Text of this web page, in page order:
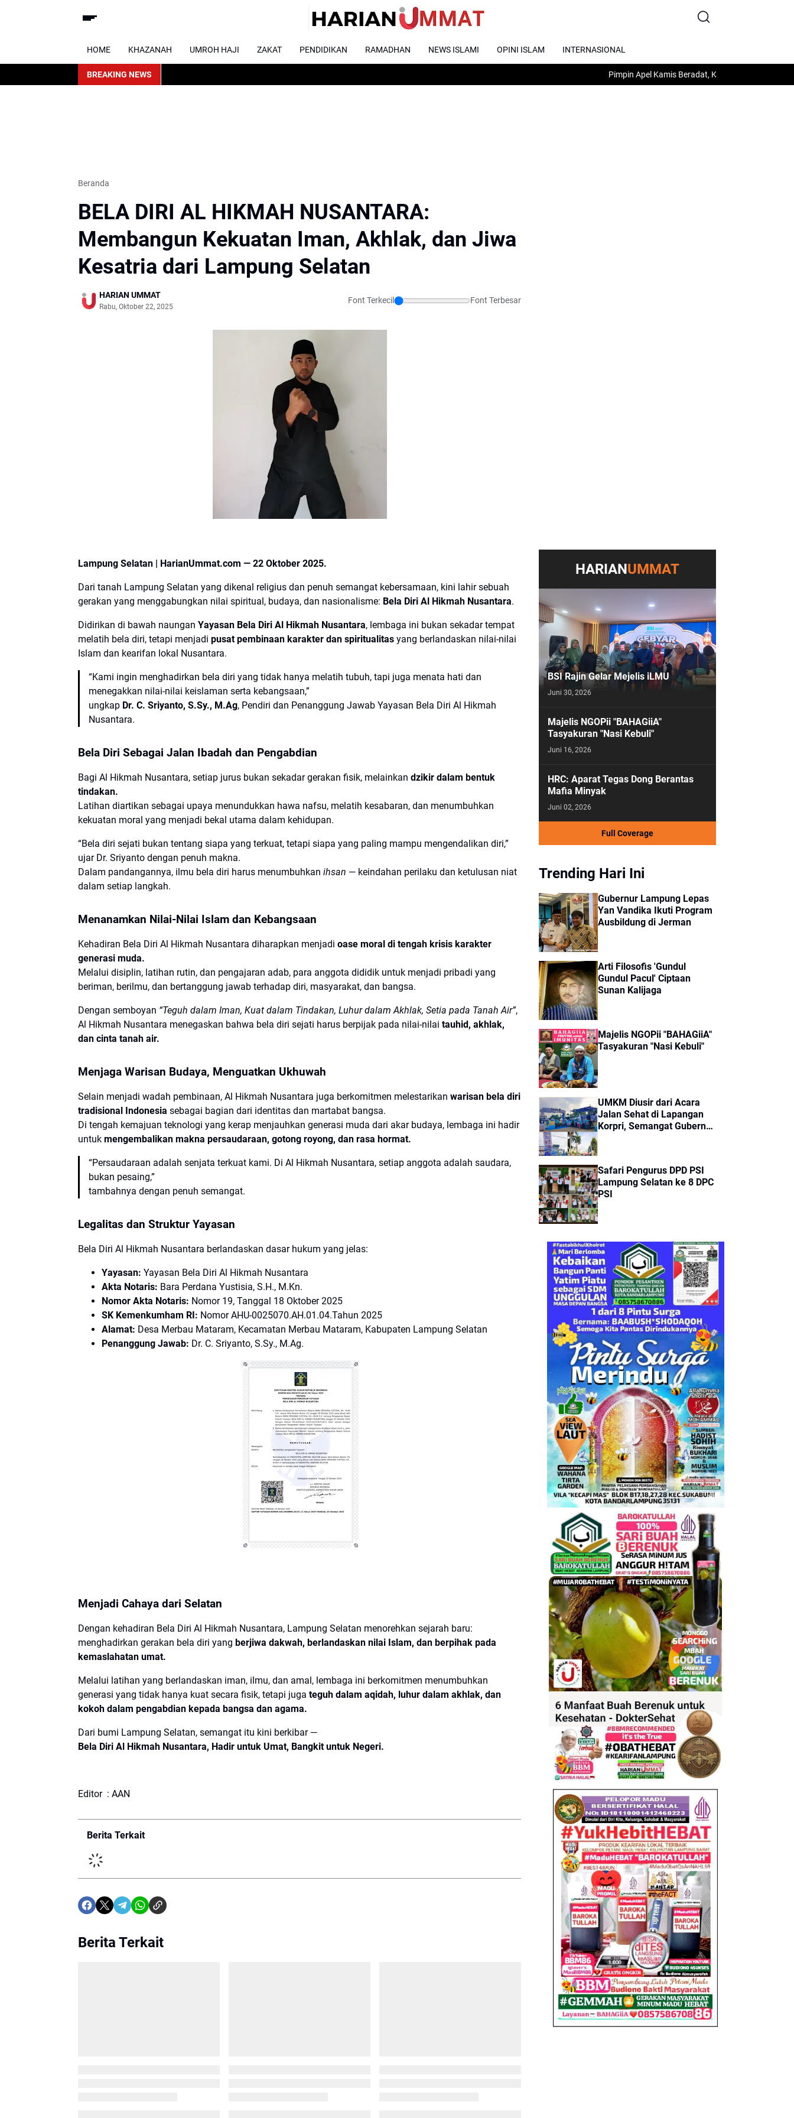
HOME KHAZANAH UMROH HAJI ZAKAT PENDIDIKAN RAMADHAN NEWS ISLAMI OPINI ISLAM INTERNASIONAL
BREAKING NEWS Pimpin Apel Kamis Beradat, Karo Umum M. Yuliardi:
Beranda
BELA DIRI AL HIKMAH NUSANTARA:
Membangun Kekuatan Iman, Akhlak, dan Jiwa
Kesatria dari Lampung Selatan
HARIAN UMMAT
Rabu, Oktober 22, 2025
Font Terkecil Font Terbesar
Lampung Selatan | HarianUmmat.com — 22 Oktober 2025.
Dari tanah Lampung Selatan yang dikenal religius dan penuh semangat kebersamaan, kini lahir sebuah
gerakan yang menggabungkan nilai spiritual, budaya, dan nasionalisme: Bela Diri Al Hikmah Nusantara.
Didirikan di bawah naungan Yayasan Bela Diri Al Hikmah Nusantara, lembaga ini bukan sekadar tempat
melatih bela diri, tetapi menjadi pusat pembinaan karakter dan spiritualitas yang berlandaskan nilai-nilai
Islam dan kearifan lokal Nusantara.
“Kami ingin menghadirkan bela diri yang tidak hanya melatih tubuh, tapi juga menata hati dan
menegakkan nilai-nilai keislaman serta kebangsaan,”
ungkap Dr. C. Sriyanto, S.Sy., M.Ag, Pendiri dan Penanggung Jawab Yayasan Bela Diri Al Hikmah
Nusantara.
Bela Diri Sebagai Jalan Ibadah dan Pengabdian
Bagi Al Hikmah Nusantara, setiap jurus bukan sekadar gerakan fisik, melainkan dzikir dalam bentuk
tindakan.
Latihan diartikan sebagai upaya menundukkan hawa nafsu, melatih kesabaran, dan menumbuhkan
kekuatan moral yang menjadi bekal utama dalam kehidupan.
“Bela diri sejati bukan tentang siapa yang terkuat, tetapi siapa yang paling mampu mengendalikan diri,”
ujar Dr. Sriyanto dengan penuh makna.
Dalam pandangannya, ilmu bela diri harus menumbuhkan ihsan — keindahan perilaku dan ketulusan niat
dalam setiap langkah.
Menanamkan Nilai-Nilai Islam dan Kebangsaan
Kehadiran Bela Diri Al Hikmah Nusantara diharapkan menjadi oase moral di tengah krisis karakter
generasi muda.
Melalui disiplin, latihan rutin, dan pengajaran adab, para anggota dididik untuk menjadi pribadi yang
beriman, berilmu, dan bertanggung jawab terhadap diri, masyarakat, dan bangsa.
Dengan semboyan “Teguh dalam Iman, Kuat dalam Tindakan, Luhur dalam Akhlak, Setia pada Tanah Air”,
Al Hikmah Nusantara menegaskan bahwa bela diri sejati harus berpijak pada nilai-nilai tauhid, akhlak,
dan cinta tanah air.
Menjaga Warisan Budaya, Menguatkan Ukhuwah
Selain menjadi wadah pembinaan, Al Hikmah Nusantara juga berkomitmen melestarikan warisan bela diri
tradisional Indonesia sebagai bagian dari identitas dan martabat bangsa.
Di tengah kemajuan teknologi yang kerap menjauhkan generasi muda dari akar budaya, lembaga ini hadir
untuk mengembalikan makna persaudaraan, gotong royong, dan rasa hormat.
“Persaudaraan adalah senjata terkuat kami. Di Al Hikmah Nusantara, setiap anggota adalah saudara,
bukan pesaing,”
tambahnya dengan penuh semangat.
Legalitas dan Struktur Yayasan
Bela Diri Al Hikmah Nusantara berlandaskan dasar hukum yang jelas:
Yayasan: Yayasan Bela Diri Al Hikmah Nusantara
Akta Notaris: Bara Perdana Yustisia, S.H., M.Kn.
Nomor Akta Notaris: Nomor 19, Tanggal 18 Oktober 2025
SK Kemenkumham RI: Nomor AHU-0025070.AH.01.04.Tahun 2025
Alamat: Desa Merbau Mataram, Kecamatan Merbau Mataram, Kabupaten Lampung Selatan
Penanggung Jawab: Dr. C. Sriyanto, S.Sy., M.Ag.
Menjadi Cahaya dari Selatan
Dengan kehadiran Bela Diri Al Hikmah Nusantara, Lampung Selatan menorehkan sejarah baru:
menghadirkan gerakan bela diri yang berjiwa dakwah, berlandaskan nilai Islam, dan berpihak pada
kemaslahatan umat.
Melalui latihan yang berlandaskan iman, ilmu, dan amal, lembaga ini berkomitmen menumbuhkan
generasi yang tidak hanya kuat secara fisik, tetapi juga teguh dalam aqidah, luhur dalam akhlak, dan
kokoh dalam pengabdian kepada bangsa dan agama.
Dari bumi Lampung Selatan, semangat itu kini berkibar —
Bela Diri Al Hikmah Nusantara, Hadir untuk Umat, Bangkit untuk Negeri.
Editor : AAN
Berita Terkait
Berita Terkait
HARIANUMMAT
BSI Rajin Gelar Mejelis iLMU
Juni 30, 2026
Majelis NGOPii "BAHAGiiA"
Tasyakuran "Nasi Kebuli"
Juni 16, 2026
HRC: Aparat Tegas Dong Berantas
Mafia Minyak
Juni 02, 2026
Full Coverage
Trending Hari Ini
Gubernur Lampung Lepas
Yan Vandika Ikuti Program
Ausbildung di Jerman
Arti Filosofis 'Gundul
Gundul Pacul' Ciptaan
Sunan Kalijaga
Majelis NGOPii "BAHAGiiA"
Tasyakuran "Nasi Kebuli"
UMKM Diusir dari Acara
Jalan Sehat di Lapangan
Korpri, Semangat Gubernur
Safari Pengurus DPD PSI
Lampung Selatan ke 8 DPC
PSI